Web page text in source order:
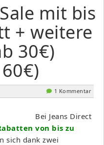
mit bis
+ weitere
30€)
1 Kommentar
Bei Jeans Direct
von bis zu
sich dank zwei